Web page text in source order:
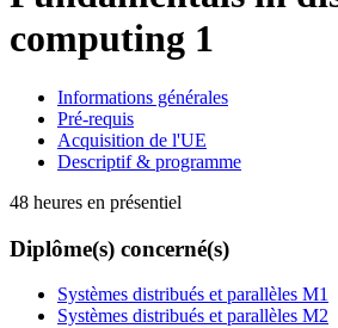
computing 1
Informations générales
Pré-requis
Acquisition de l'UE
Descriptif & programme
48 heures en présentiel
Diplôme(s) concerné(s)
Systèmes distribués et parallèles M1
Systèmes distribués et parallèles M2